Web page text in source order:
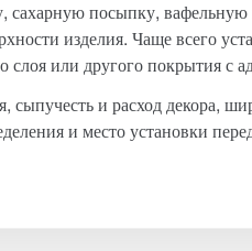
сахарную посыпку,
изделия. Чаще всего
слоя или другого покрытия с
и расход декора,
и место установки